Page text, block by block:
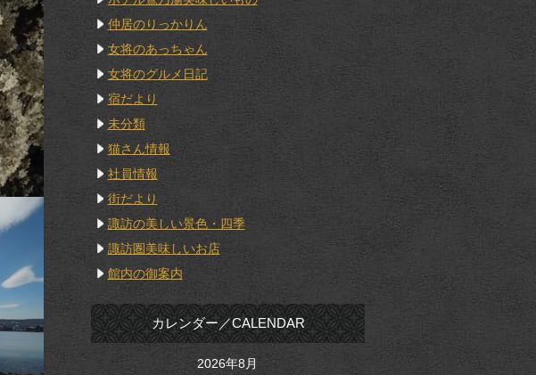
仲居のりっかりん
女将のあっちゃん
女将のグルメ日記
宿だより
未分類
猫さん情報
社員情報
街だより
諏訪の美しい景色・四季
諏訪圏美味しいお店
館内の御案内
カレンダー／CALENDAR
2026年8月